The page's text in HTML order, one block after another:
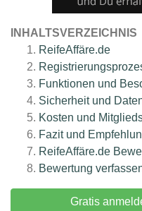
INHALTSVERZEICHNIS
ReifeAffäre.de
Funktionen und
Sicherheit und
Kosten und
Fazit und
ReifeAffäre.de
Bewertung
Gratis